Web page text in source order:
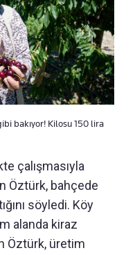
bakıyor! Kilosu 150 lira
çalışmasıyla
Öztürk, bahçede
söyledi. Köy
alanda kiraz
Öztürk, üretim